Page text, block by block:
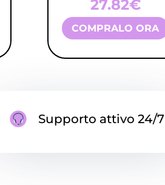
27.82€
COMPRALO ORA
Supporto attivo 24/7